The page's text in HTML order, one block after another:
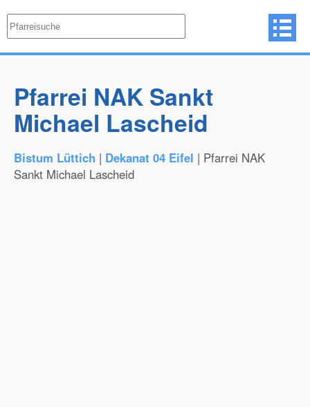
Pfarrei NAK Sankt
Michael Lascheid
Bistum Lüttich | Dekanat 04 Eifel | Pfarrei NAK
Sankt Michael Lascheid